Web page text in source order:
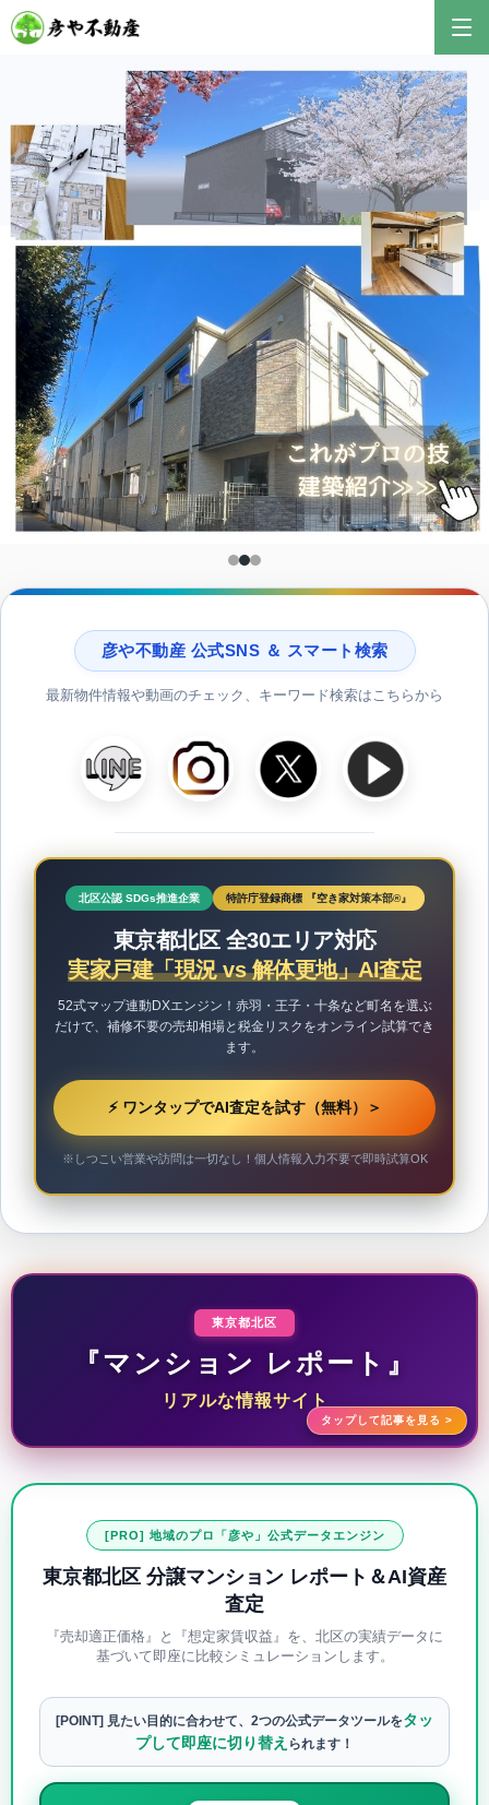
彦や不動産 公式SNS ＆ スマート検索
最新物件情報や動画のチェック、キーワード検索はこちらから
北区公認 SDGs推進企業 特許庁登録商標 『空き家対策本部®』
東京都北区 全30エリア対応
実家戸建「現況 vs 解体更地」AI査定
52式マップ連動DXエンジン！赤羽・王子・十条など町名を選ぶ
だけで、補修不要の売却相場と税金リスクをオンライン試算でき
ます。
⚡ ワンタップでAI査定を試す（無料） ＞
※しつこい営業や訪問は一切なし！個人情報入力不要で即時試算OK
東京都北区
『マンション レポート』
リアルな情報サイト
タップして記事を見る >
[PRO] 地域のプロ「彦や」公式データエンジン
東京都北区 分譲マンション レポート＆AI資産
査定
『売却適正価格』と『想定家賃収益』を、北区の実績データに
基づいて即座に比較シミュレーションします。
[POINT] 見たい目的に合わせて、2つの公式データツールをタッ
プして即座に切り替え られます！
こんにちは！私は株式会社彦や不動産が開発した最
新のAIアドバイザーです。
おすすめ不動産AIコンテンツとして、膨大なデータ
から最適なご提案を導き出します✨
不動産の売却や購入など、何でもお気軽にご相談く
ださい！